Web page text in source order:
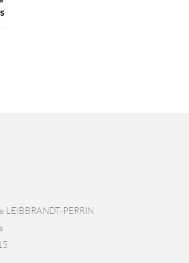
LEIBBRANDT-PERRIN